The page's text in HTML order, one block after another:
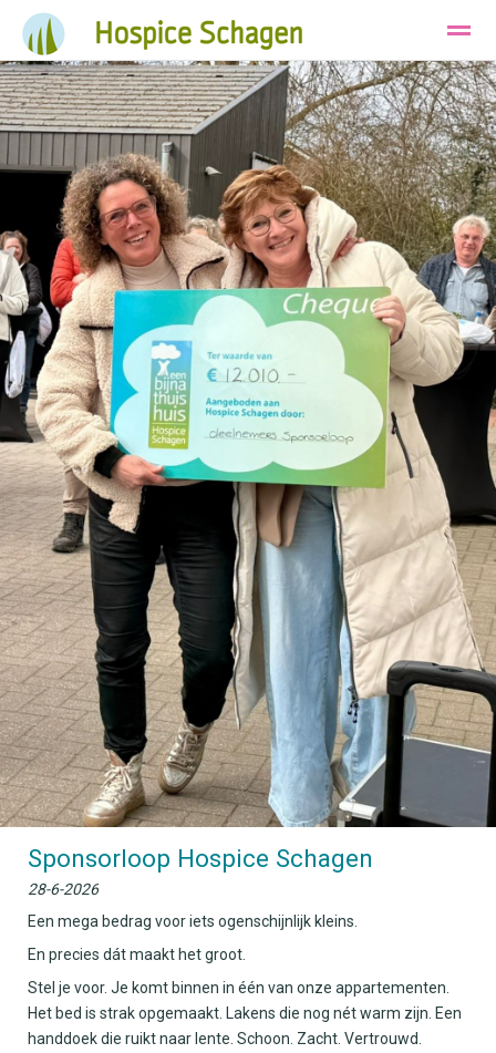
Ons Hospice Huisvesting Wie zijn wij
Bellen Instagram E-mail
Sponsorloop Hospice Schagen
28-6-2026
Een mega bedrag voor iets ogenschijnlijk kleins.
En precies dát maakt het groot.
Stel je voor. Je komt binnen in één van onze appartementen.
Het bed is strak opgemaakt. Lakens die nog nét warm zijn. Een
handdoek die ruikt naar lente. Schoon. Zacht. Vertrouwd.